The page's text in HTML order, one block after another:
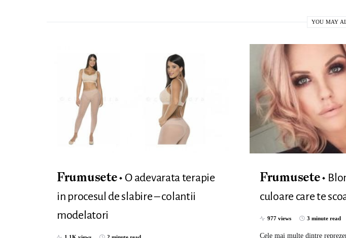
YOU MAY
Frumusete
O adevarata terapie
in procesul de slabire – colantii
modelatori
Frumusete
culoare care te
977 views 3 minute read
Cele mai multe dintre